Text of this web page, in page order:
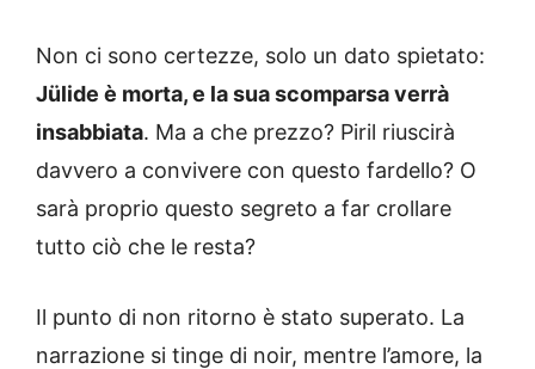
Non ci sono certezze, solo un dato spietato:
Jülide è morta, e la sua scomparsa verrà
insabbiata. Ma a che prezzo? Piril riuscirà
davvero a convivere con questo fardello? O
sarà proprio questo segreto a far crollare
tutto ciò che le resta?
Il punto di non ritorno è stato superato. La
narrazione si tinge di noir, mentre l’amore, la